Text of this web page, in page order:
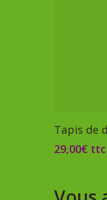
Tapis de
29,00€ ttc